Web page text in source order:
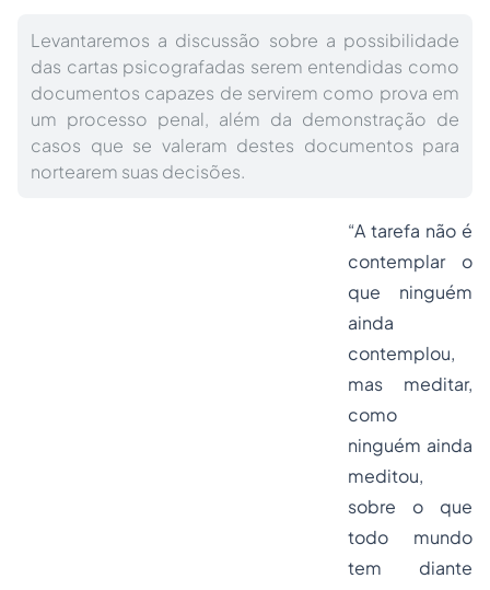
Levantaremos a discussão sobre a possibilidade
das cartas psicografadas serem entendidas como
documentos capazes de servirem como prova em
um processo penal, além da demonstração de
casos que se valeram destes documentos para
nortearem suas decisões.
“A tarefa não é
contemplar o
que ninguém
ainda
contemplou,
mas meditar,
como
ninguém ainda
meditou,
sobre o que
todo mundo
tem diante